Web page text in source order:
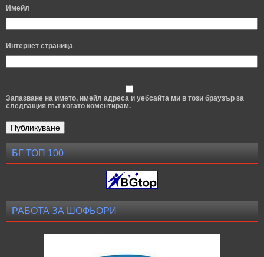
Имейл
Интернет страница
Запазване на името, имейл адреса и уебсайта ми в този браузър за
следващия път когато коментирам.
БГ ТОП 100
РАБОТА ЗА ШОФЬОРИ